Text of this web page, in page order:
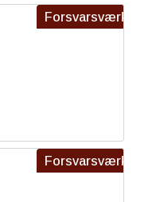
Forsvarsværk
Forsvarsværk